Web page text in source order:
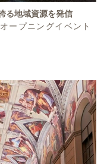
る地域資源を発信
ープニングイベント